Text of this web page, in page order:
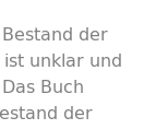
der
unklar und
Buch
der